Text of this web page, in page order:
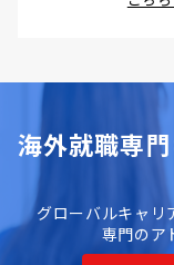
海外就職専
グローバルキャリ
専門のア